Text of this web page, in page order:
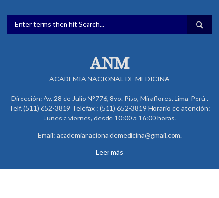
FORMULARIO DE BÚSQUEDA
ANM
ACADEMIA NACIONAL DE MEDICINA
Dirección: Av. 28 de Julio N°776, 8vo. Piso, Miraflores. Lima-Perú .
Telf. (511) 652-3819 Telefax : (511) 652-3819 Horario de atención:
Lunes a viernes, desde 10:00 a 16:00 horas.
Email: academianacionaldemedicina@gmail.com.
Leer más